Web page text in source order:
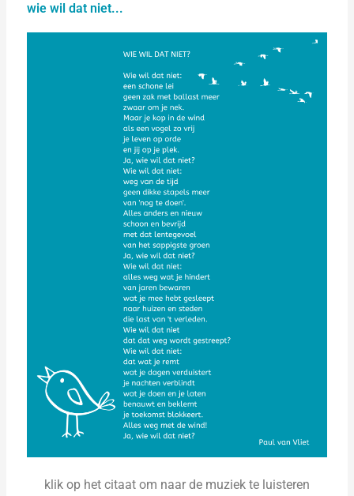
wie wil dat niet...
klik op het citaat om naar de muziek te luisteren